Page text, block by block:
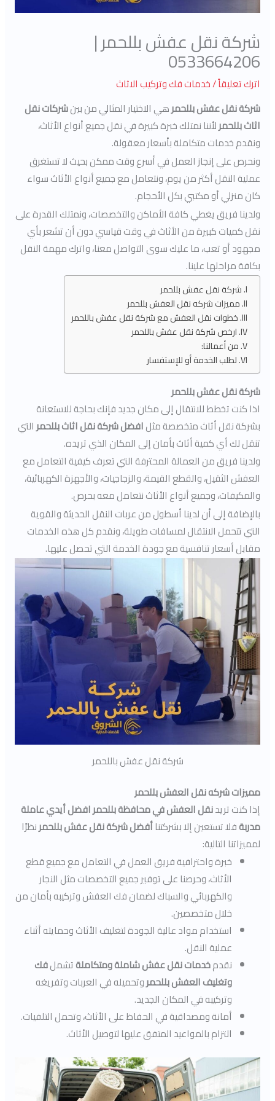
شركة نقل عفش بللحمر |
0533664206
اترك تعليقاً/خدمات فك وتركيب الاثاث
شركة نقل عفش بللحمرهي الاختيار المثالي من بينشركات نقل
اثاث بللحمرلأننا نمتلك خبرة كبيرة في نقل جميع أنواع الأثاث،
ونقدم خدمات متكاملة بأسعار معقولة.
ونحرص على إنجاز العمل في أسرع وقت ممكن بحيث لا تستغرق
عملية النقل أكثر من يوم، ونتعامل مع جميع أنواع الأثاث سواء
كان منزلي أو مكتبي بكل الأحجام.
ولدينا فريق يغطي كافة الأماكن والتخصصات، ونمتلك القدرة على
نقل كميات كبيرة من الأثاث في وقت قياسي دون أن تشعر بأي
مجهود أو تعب، ما عليك سوى التواصل معنا، واترك مهمة النقل
بكافة مراحلها علينا.
شركة نقل عفش بللحمر
مميزات شركه نقل العفش بللحمر
خطوات نقل العفش مع شركة نقل عفش باللحمر
ارخص شركة نقل عفش باللحمر
من أعمالنا:
لطلب الخدمة أو للإستفسار
شركة نقل عفش بللحمر
اذا كنت تخطط للانتقال إلى مكان جديد فإنك بحاجة للاستعانة
بشركة نقل أثاث متخصصة مثلافضل شركة نقل اثاث بللحمرالتي
تنقل لك أي كمية أثاث بأمان إلى المكان الذي تريده.
ولدينا فريق من العمالة المحترفة التي تعرف كيفية التعامل مع
العفش الثقيل، والقطع القيمة، والزجاجيات، والأجهزة الكهربائية،
والمكيفات، وجميع أنواع الأثاث نتعامل معه بحرص.
بالإضافة إلى أن لدينا أسطول من عربات النقل الحديثة والقوية
التي تتحمل الانتقال لمسافات طويلة، ونقدم كل هذه الخدمات
مقابل أسعار تنافسية مع جودة الخدمة التي تحصل عليها.
شركة نقل عفش باللحمر
مميزات شركه نقل العفش بللحمر
إذا كنت تريدنقل العفش في محافظة بللحمر افضل أيدي عاملة
مدربةفلا تستعين إلا بشركتناأفضل شركة نقل عفش بللحمرنظرًا
لمميزاتنا التالية:
خبرة واحترافية فريق العمل في التعامل مع جميع قطع
الأثاث، وحرصنا على توفير جميع التخصصات مثل النجار
والكهربائي والسباك لضمان فك العفش وتركيبه بأمان من
خلال متخصصين.
استخدام مواد عالية الجودة لتغليف الأثاث وحمايته أثناء
عملية النقل.
نقدمخدمات نقل عفش شاملة ومتكاملةتشملفك
وتغليف العفش بللحمروتحميله في العربات وتفريغه
وتركيبه في المكان الجديد.
أمانة ومصداقية في الحفاظ على الأثاث، وتحمل التلفيات.
التزام بالمواعيد المتفق عليها لتوصيل الأثاث.